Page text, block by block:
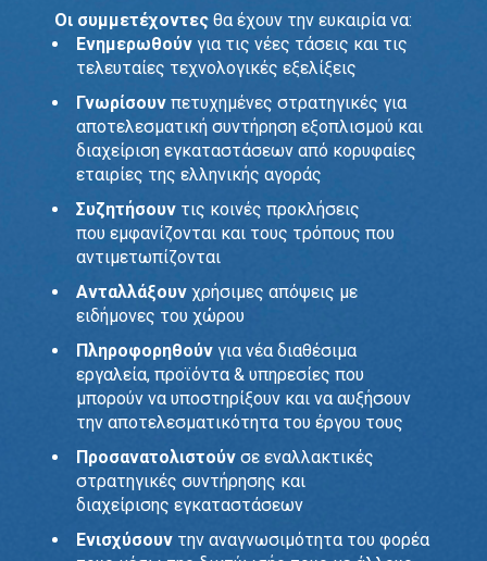
Οι συμμετέχοντες θα έχουν την ευκαιρία να:
Ενημερωθούν για τις νέες τάσεις και τις
τελευταίες τεχνολογικές εξελίξεις
Γνωρίσουν πετυχημένες στρατηγικές για
αποτελεσματική συντήρηση εξοπλισμού και
διαχείριση εγκαταστάσεων από κορυφαίες
εταιρίες της ελληνικής αγοράς
Συζητήσουν τις κοινές προκλήσεις
που εμφανίζονται και τους τρόπους που
αντιμετωπίζονται
Ανταλλάξουν χρήσιμες απόψεις με
ειδήμονες του χώρου
Πληροφορηθούν για νέα διαθέσιμα
εργαλεία, προϊόντα & υπηρεσίες που
μπορούν να υποστηρίξουν και να αυξήσουν
την αποτελεσματικότητα του έργου τους
Προσανατολιστούν σε εναλλακτικές
στρατηγικές συντήρησης και
διαχείρισης εγκαταστάσεων
Ενισχύσουν την αναγνωσιμότητα του φορέα